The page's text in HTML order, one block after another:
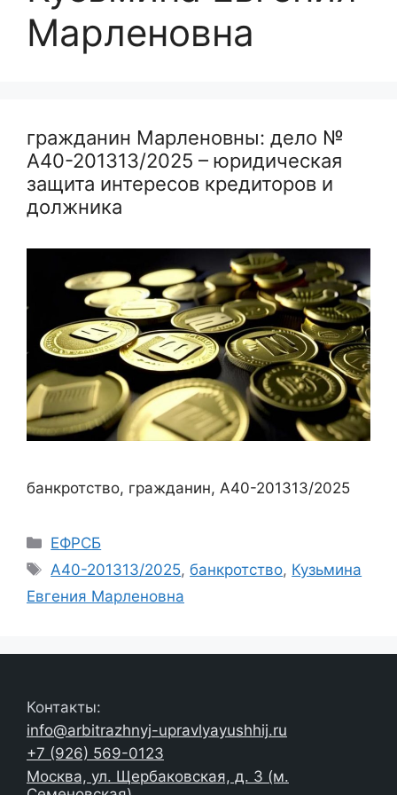
Марленовна
гражданин Марленовны: дело №
А40-201313/2025 – юридическая
защита интересов кредиторов и
должника
банкротство, гражданин, А40-201313/2025
Рубрики
ЕФРСБ
Метки
А40-201313/2025,банкротство, Кузьмина
Евгения Марленовна
Контакты:
info@arbitrazhnyj-upravlyayushhij.ru
+7 (926) 569-0123
Москва, ул. Щербаковская, д. 3 (м.